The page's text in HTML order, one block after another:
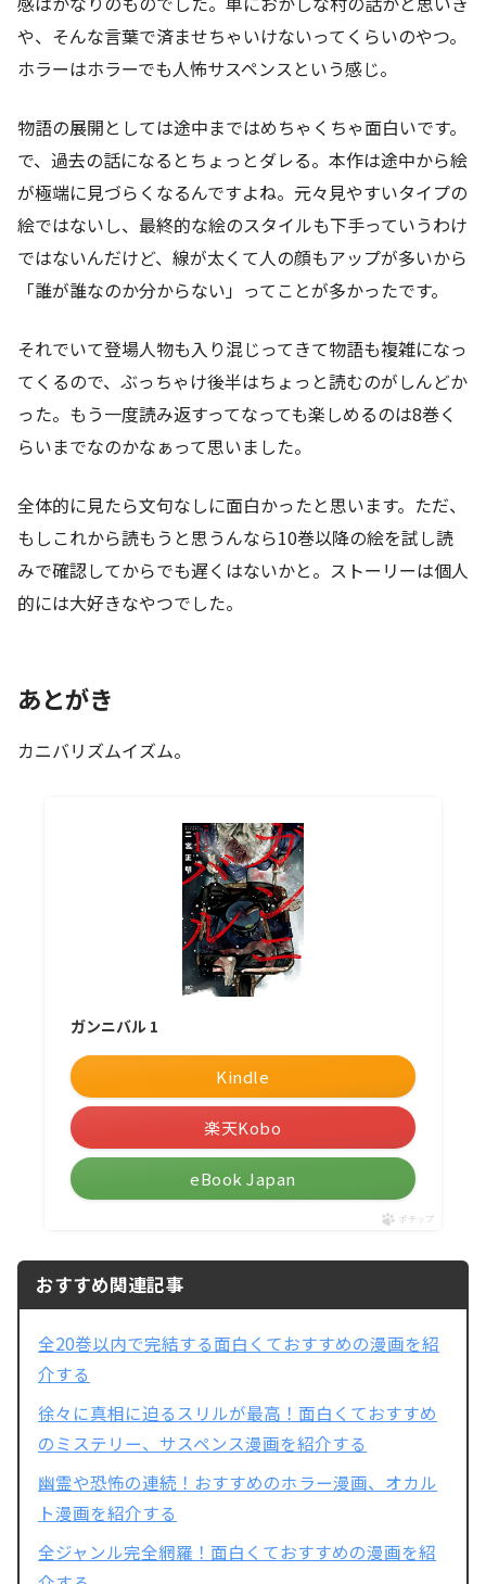
や、そんな言葉で済ませちゃいけないってくらいのやつ。
ホラーはホラーでも人怖サスペンスという感じ。
物語の展開としては途中まではめちゃくちゃ面白いです。
で、過去の話になるとちょっとダレる。本作は途中から絵
が極端に見づらくなるんですよね。元々見やすいタイプの
絵ではないし、最終的な絵のスタイルも下手っていうわけ
ではないんだけど、線が太くて人の顔もアップが多いから
「誰が誰なのか分からない」ってことが多かったです。
それでいて登場人物も入り混じってきて物語も複雑になっ
てくるので、ぶっちゃけ後半はちょっと読むのがしんどか
った。もう一度読み返すってなっても楽しめるのは8巻く
らいまでなのかなぁって思いました。
全体的に見たら文句なしに面白かったと思います。ただ、
もしこれから読もうと思うんなら10巻以降の絵を試し読
みで確認してからでも遅くはないかと。ストーリーは個人
的には大好きなやつでした。
あとがき
カニバリズムイズム。
ガンニバル 1
Kindle
楽天Kobo
eBook Japan
ポチップ
おすすめ関連記事
全20巻以内で完結する面白くておすすめの漫画を紹
介する
徐々に真相に迫るスリルが最高！面白くておすすめ
のミステリー、サスペンス漫画を紹介する
幽霊や恐怖の連続！おすすめのホラー漫画、オカル
ト漫画を紹介する
全ジャンル完全網羅！面白くておすすめの漫画を紹